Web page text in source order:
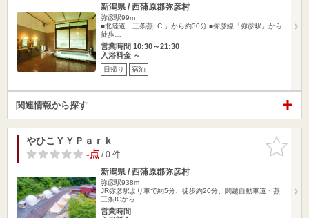
新潟県 / 西蒲原郡弥彦村
弥彦駅99m
■北陸道「三条燕I.C.」から約30分 ■弥彦線「弥彦駅」から
徒歩…
営業時間 10:30～21:30
入浴料金 ～
日帰り 宿泊
関連情報から探す
お気に入
りに追加
やひこＹＹＰａｒｋ
-点/ 0 件
新潟県 / 西蒲原郡弥彦村
弥彦駅938m
JR弥彦駅より車で約5分、徒歩約20分、関越自動車道・燕
三条ICから…
営業時間